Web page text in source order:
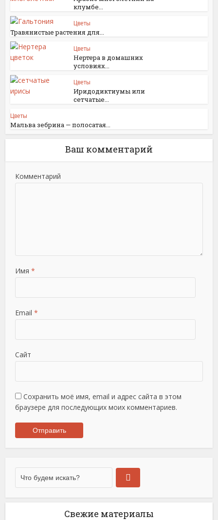
клумбе...
Цветы
Травянистые растения для...
Цветы
Нертера в домашних
условиях...
Цветы
Иридодиктиумы или
сетчатые...
Цветы
Мальва зебрина — полосатая...
Ваш комментарий
Комментарий
Имя *
Email *
Сайт
Сохранить моё имя, email и адрес сайта в этом
браузере для последующих моих комментариев.
Свежие материалы